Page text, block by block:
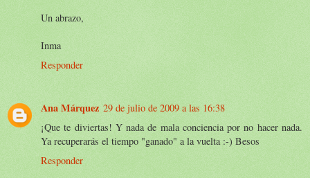
Un abrazo,
Inma
Responder
Ana Márquez 29 de julio de 2009 a las 16:38
¡Que te diviertas! Y nada de mala conciencia por no hacer nada.
Ya recuperarás el tiempo "ganado" a la vuelta :-) Besos
Responder